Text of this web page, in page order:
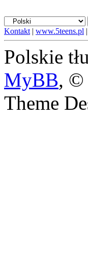
Kontakt | www.5teens.pl |
Polskie
MyBB, ©
Theme